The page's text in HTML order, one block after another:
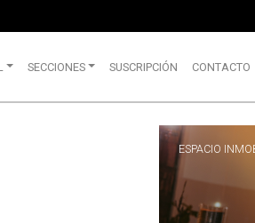
SECCIONES SUSCRIPCIÓN CONTACTO
ESPACIO